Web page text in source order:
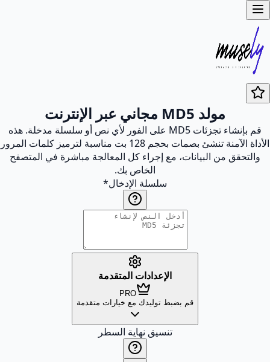
مولد MD5 مجاني عبر الإنترنت
قم بإنشاء تجزئات MD5 على الفور لأي نص أو سلسلة مدخلة. هذه
الأداة الآمنة تنشئ بصمات بحجم 128 بت مناسبة لترميز كلمات المرور
والتحقق من البيانات، مع إجراء كل المعالجة مباشرة في المتصفح
الخاص بك.
سلسلة الإدخال*
الإعدادات المتقدمة
PRO
قم بضبط توليدك مع خيارات متقدمة
تنسيق نهاية السطر